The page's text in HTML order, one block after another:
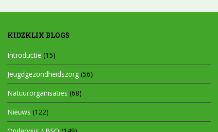
KIDZKLIX BLOGS
Introductie (15)
Jeugdgezondheidszorg (56)
Natuurorganisaties (68)
Nieuws (122)